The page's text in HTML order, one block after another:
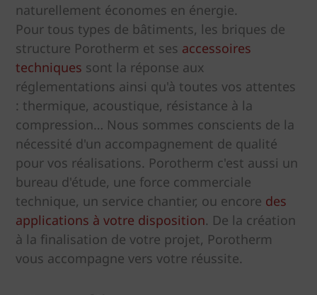
naturellement économes en énergie.
Pour tous types de bâtiments, les briques de
structure Porotherm et ses accessoires
techniques sont la réponse aux
réglementations ainsi qu'à toutes vos attentes
: thermique, acoustique, résistance à la
compression… Nous sommes conscients de la
nécessité d'un accompagnement de qualité
pour vos réalisations. Porotherm c'est aussi un
bureau d'étude, une force commerciale
technique, un service chantier, ou encore des
applications à votre disposition. De la création
à la finalisation de votre projet, Porotherm
vous accompagne vers votre réussite.